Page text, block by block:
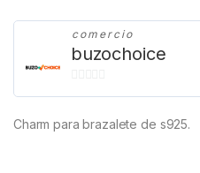
comercio
buzochoice
0
e
Charm para brazalete de s925.